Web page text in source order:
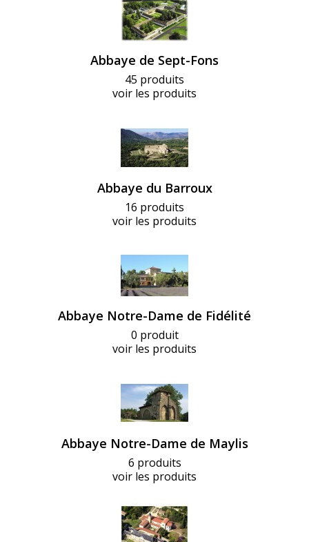
Abbaye de Sept-Fons
45 produits
voir les produits
Abbaye du Barroux
16 produits
voir les produits
Abbaye Notre-Dame de Fidélité
0 produit
voir les produits
Abbaye Notre-Dame de Maylis
6 produits
voir les produits